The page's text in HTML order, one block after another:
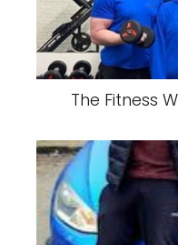
The Fitness